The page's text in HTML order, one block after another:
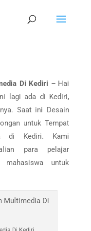
Di Kediri – Hai
lagi ada di Kediri,
Saat ini Desain
untuk Tempat
di Kediri. Kami
para pelajar
mahasiswa untuk